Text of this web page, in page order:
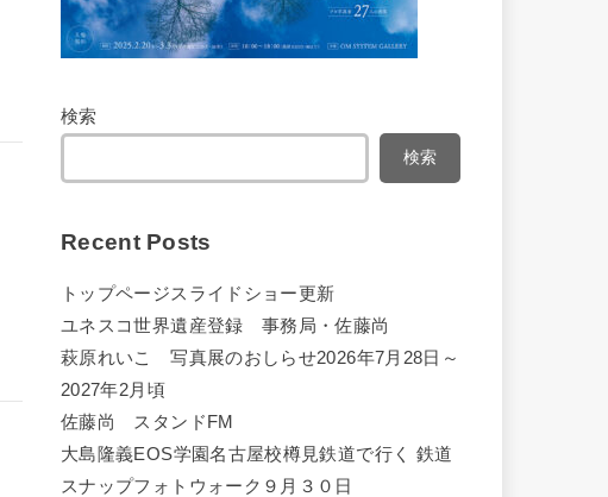
検索
検索
Recent Posts
トップページスライドショー更新
ユネスコ世界遺産登録 事務局・佐藤尚
萩原れいこ 写真展のおしらせ2026年7月28日～
2027年2月頃
佐藤尚 スタンドFM
大島隆義EOS学園名古屋校樽見鉄道で行く 鉄道
スナップフォトウォーク９月３０日